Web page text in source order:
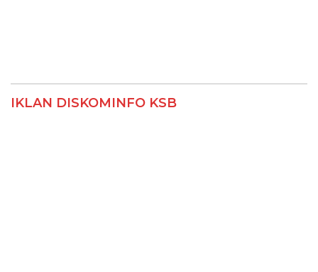
IKLAN DISKOMINFO KSB